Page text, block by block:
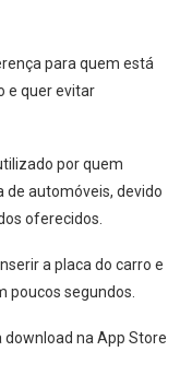
para quem está
e quer evitar
por quem
de automóveis, devido
oferecidos.
a placa do carro e
poucos segundos.
na App Store